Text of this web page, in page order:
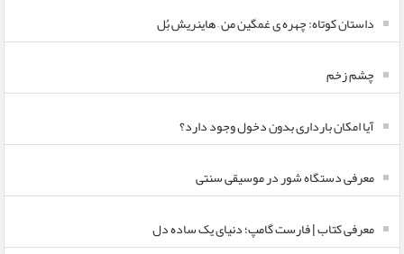
داستان کوتاه: چهره ی غمگین من – هاینریش بُل
چشم زخم
آیا امکان بارداری بدون دخول وجود دارد؟
معرفی دستگاه شور در موسیقی سنتی
معرفی کتاب | فارست گامپ؛ دنیای یک ساده دل